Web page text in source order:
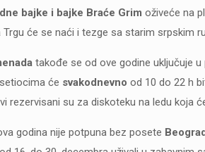
bajke i bajke Braće Grimoživeće na
Trgu će se naći i tezge sa starim srpskim
takođe se od ove godine uključuje
će svakodnevno od 10 do 22 h
rezervisani su za diskoteku na ledu koja
godina nije potpuna bez posete